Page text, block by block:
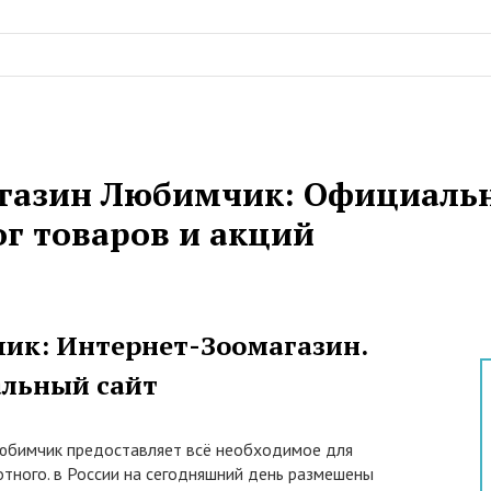
Любимчик:
товаров и акций
Интернет-Зоомагазин.
сайт
предоставляет всё необходимое для
в России на сегодняшний день размешены